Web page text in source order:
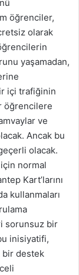
öğrenciler,
olarak
yaşamadan,
içi trafiğinin
öğrencilere
ve
Ancak bu
olacak.
normal
Kart’larını
kullanmaları
sorunsuz bir
inisiyatifi,
bir destek